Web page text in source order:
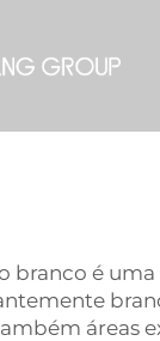
branco é
áreas